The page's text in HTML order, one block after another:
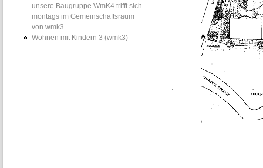
unsere Baugruppe WmK4 trifft sich
montags im Gemeinschaftsraum
von wmk3
Wohnen mit Kindern 3 (wmk3)